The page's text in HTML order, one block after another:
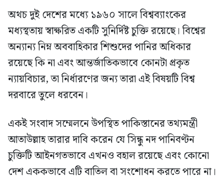
অথচ দুই দেশের মধ্যে ১৯৬০ সালে বিশ্বব্যাংকের
মধ্যস্থতায় স্বাক্ষরিত একটি সুনির্দিষ্ট চুক্তি রয়েছে। বিশ্বের
অন্যান্য নিম্ন অববাহিকার শিশুদের পানির অধিকার
রয়েছে কি না এবং আন্তর্জাতিকভাবে কোনটা প্রকৃত
ন্যায়বিচার, তা নির্ধারণের জন্য তারা এই বিষয়টি বিশ্ব
দরবারে তুলে ধরবেন।
একই সংবাদ সম্মেলনে উপস্থিত পাকিস্তানের তথ্যমন্ত্রী
আতাউল্লাহ তারার দাবি করেন যে সিন্ধু নদ পানিবণ্টন
চুক্তিটি আইনগতভাবে এখনও বহাল রয়েছে এবং কোনো
দেশ এককভাবে এটি বাতিল বা সংশোধন করতে পারে না।